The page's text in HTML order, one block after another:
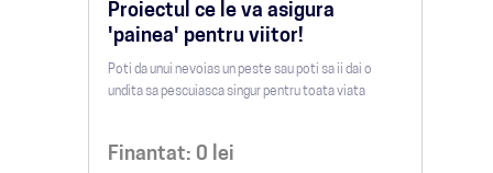
Proiectul ce le va asigura
'painea' pentru viitor!
Poti da unui nevoias un peste sau poti sa ii dai o
undita sa pescuiasca singur pentru toata viata
Finantat: 0 lei